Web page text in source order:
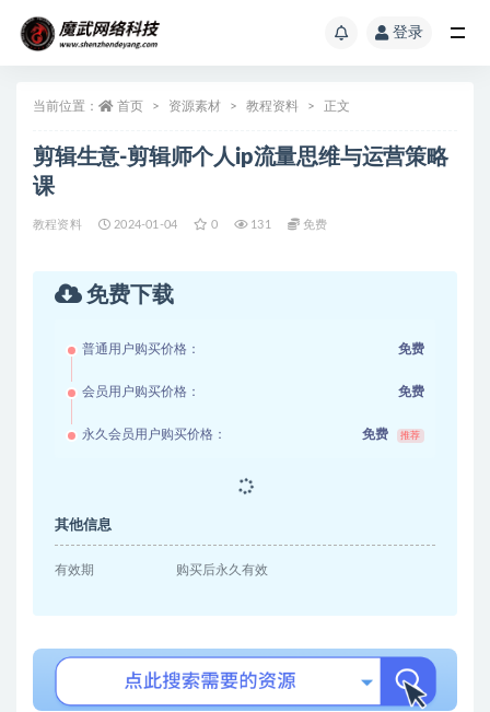
登录
当前位置： 首页 资源素材 教程资料 正文
剪辑生意-剪辑师个人ip流量思维与运营策略
课
教程资料 2024-01-04 0 131 免费
免费下载
普通用户购买价格： 免费
会员用户购买价格： 免费
永久会员用户购买价格： 免费 推荐
其他信息
有效期 购买后永久有效